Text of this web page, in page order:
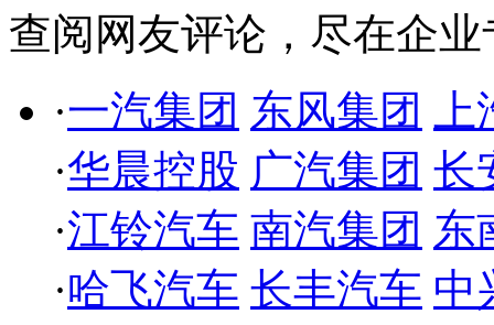
查阅网友评论，尽在企业
·一汽集团 东风集团
·华晨控股 广汽集团 长
·江铃汽车 南汽集团 东
·哈飞汽车 长丰汽车 中